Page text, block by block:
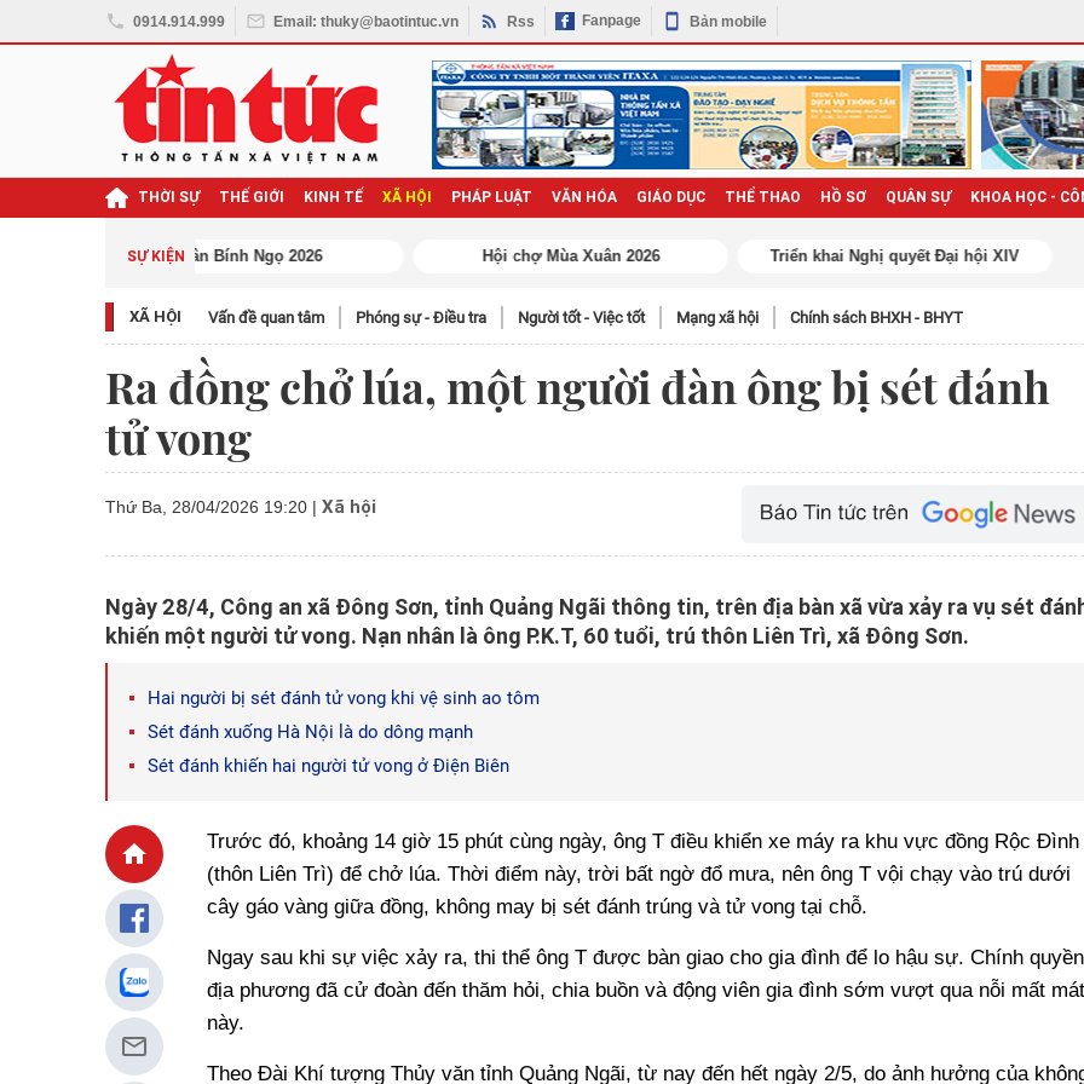
0914.914.999 Email: thuky@baotintuc.vn Rss Fanpage Bản mobile
THỜI SỰ THẾ GIỚI KINH TẾ XÃ HỘI PHÁP LUẬT VĂN HÓA GIÁO DỤC THỂ THAO HỒ SƠ QUÂN SỰ KHOA HỌC -
SỰ KIỆN
quyết Đại hội XIV
XÃ HỘI Vấn đề quan tâm Phóng sự - Điều tra Người tốt - Việc tốt Mạng xã hội Chính sách BHXH - BHYT
Ra đồng chở lúa, một người đàn ông bị sét đánh
tử vong
Thứ Ba, 28/04/2026 19:20 | Xã hội
Ngày 28/4, Công an xã Đông Sơn, tỉnh Quảng Ngãi thông tin, trên địa bàn xã vừa xảy ra vụ sét
khiến một người tử vong. Nạn nhân là ông P.K.T, 60 tuổi, trú thôn Liên Trì, xã Đông Sơn.
Hai người bị sét đánh tử vong khi vệ sinh ao tôm
Sét đánh xuống Hà Nội là do dông mạnh
Sét đánh khiến hai người tử vong ở Điện Biên
Trước đó, khoảng 14 giờ 15 phút cùng ngày, ông T điều khiển xe máy ra khu vực đồng Rộc Đình
(thôn Liên Trì) để chở lúa. Thời điểm này, trời bất ngờ đổ mưa, nên ông T vội chạy vào trú dưới
cây gáo vàng giữa đồng, không may bị sét đánh trúng và tử vong tại chỗ.
Ngay sau khi sự việc xảy ra, thi thể ông T được bàn giao cho gia đình để lo hậu sự. Chính quyền
địa phương đã cử đoàn đến thăm hỏi, chia buồn và động viên gia đình sớm vượt qua nỗi mất mát
này.
Theo Đài Khí tượng Thủy văn tỉnh Quảng Ngãi, từ nay đến hết ngày 2/5, do ảnh hưởng của